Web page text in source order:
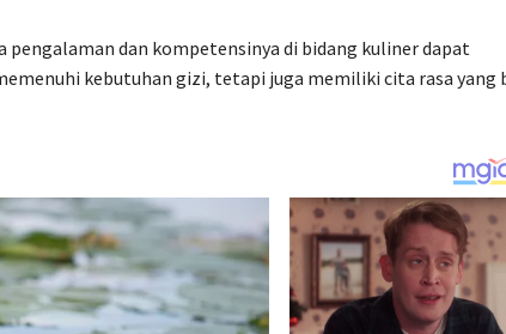
dan kompetensinya di bidang kuliner dapat
kebutuhan gizi, tetapi juga memiliki cita rasa yang